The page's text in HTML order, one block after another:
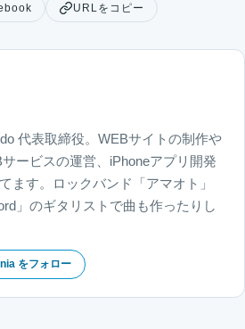
URLをコピー
代表取締役。WEBサイトの制作や
ービスの運営、iPhoneアプリ開発
ます。ロックバンド「アマオト」
」のギタリストで曲も作ったりし
をフォロー